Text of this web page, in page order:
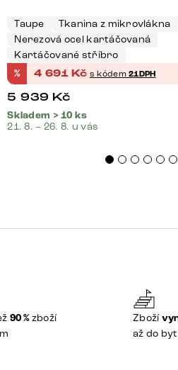
Taupe Tkanina z mikrovlákna
Nerezová ocel kartáčovaná
Kartáčované stříbro
% 4 691Kč s kódem21DPH
5 939 Kč
Skladem > 10 ks
21. 8. – 26. 8. u vás
90 %zboží
Zboží
až do